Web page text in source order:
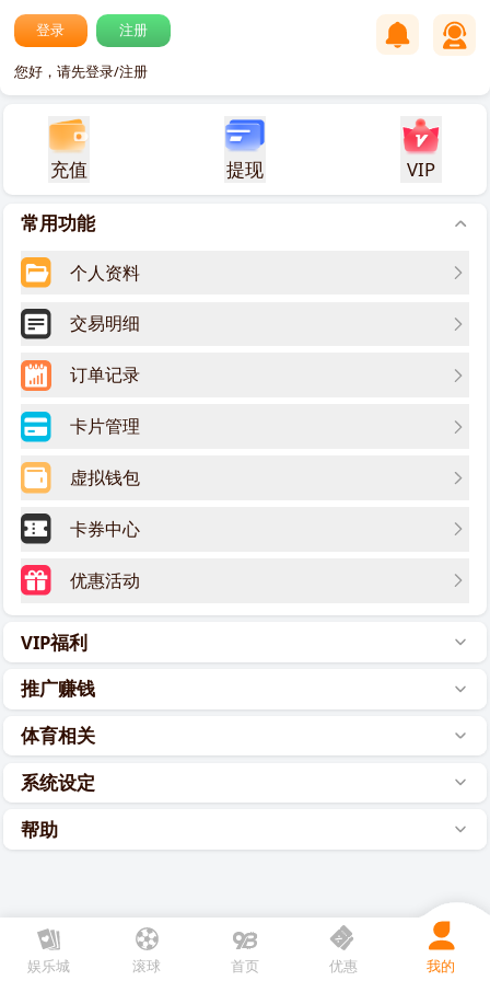
登录 注册
您好，请先登录/注册
充值 提现 VIP
常用功能
个人资料
交易明细
VIP福利
推广赚钱
体育相关
系统设定
帮助
娱乐城 滚球 优惠 我的